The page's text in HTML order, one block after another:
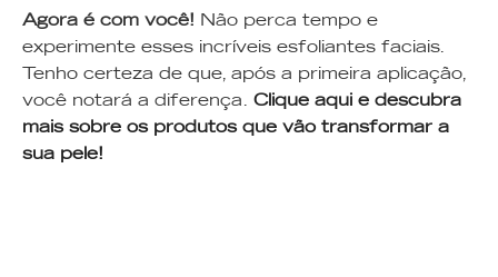
Agora é com você! Não perca tempo e
experimente esses incríveis esfoliantes faciais.
Tenho certeza de que, após a primeira aplicação,
você notará a diferença. Clique aqui e descubra
mais sobre os produtos que vão transformar a
sua pele!